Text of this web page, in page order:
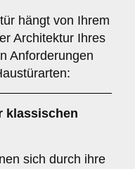
hängt von Ihrem
Architektur Ihres
Anforderungen
klassischen
sich durch ihre